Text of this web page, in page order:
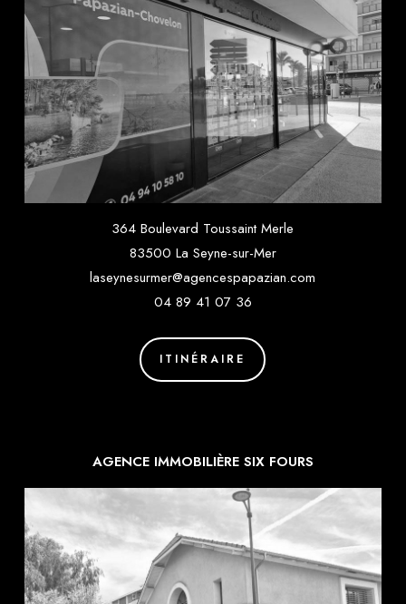
364 Boulevard Toussaint Merle
83500 La Seyne-sur-Mer
laseynesurmer@agencespapazian.com
04 89 41 07 36
ITINÉRAIRE
AGENCE IMMOBILIÈRE SIX FOURS